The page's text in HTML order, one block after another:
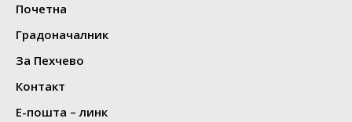
Почетна
Градоначалник
За Пехчево
Контакт
Е-пошта – линк